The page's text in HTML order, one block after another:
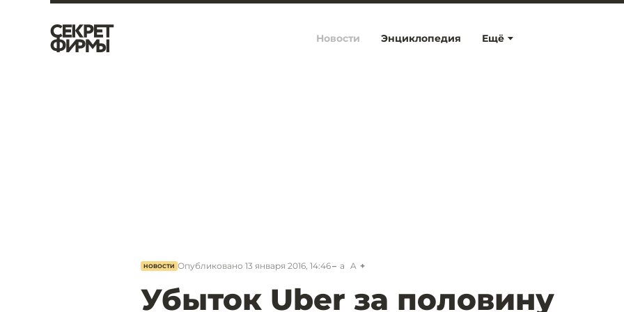
Ещё
Новости Энциклопедия
НОВОСТИ Опубликовано 13 января 2016, 14:46 a A
Убыток Uber за половину